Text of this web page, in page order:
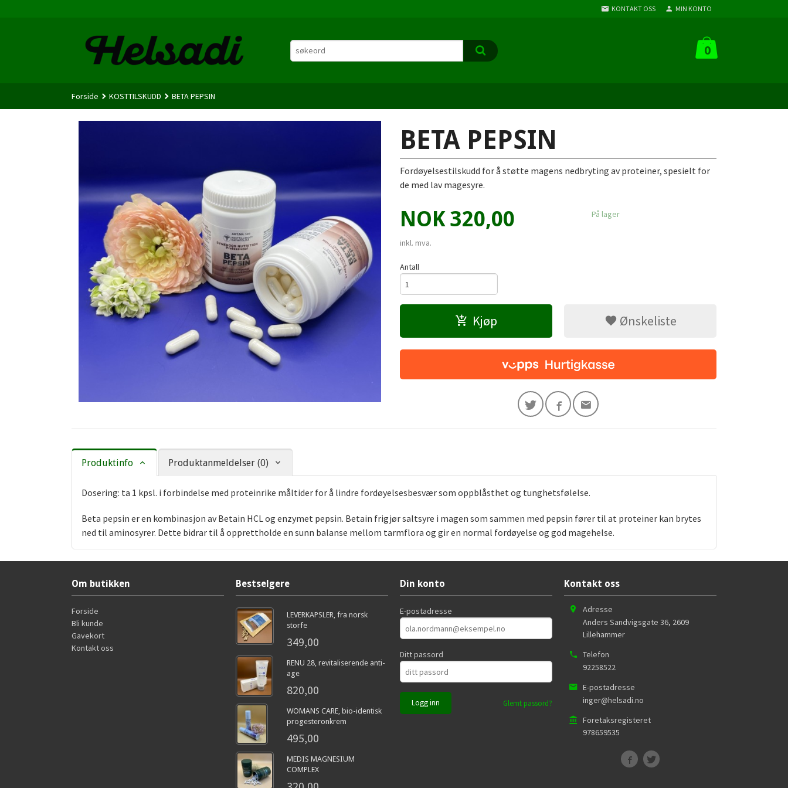
KONTAKT OSS MIN KONTO
0
Forside KOSTTILSKUDD BETA PEPSIN
BETA PEPSIN
Fordøyelsestilskudd for å støtte magens nedbryting av proteiner, spesielt for
de med lav magesyre.
Pris
NOK320,00
inkl. mva.
På lager
Antall
Kjøp Ønskeliste
Produktinfo Produktanmeldelser (0)
Dosering: ta 1 kpsl. i forbindelse med proteinrike måltider for å lindre fordøyelsesbesvær som oppblåsthet og tunghetsfølelse.
Beta pepsin er en kombinasjon av Betain HCL og enzymet pepsin. Betain frigjør saltsyre i magen som sammen med pepsin fører til at proteiner kan brytes
ned til aminosyrer. Dette bidrar til å opprettholde en sunn balanse mellom tarmflora og gir en normal fordøyelse og god magehelse.
Om butikken
Forside
Bli kunde
Gavekort
Kontakt oss
Bestselgere
LEVERKAPSLER, fra norsk
storfe
349,00
RENU 28, revitaliserende anti-
age
820,00
WOMANS CARE, bio-identisk
progesteronkrem
495,00
MEDIS MAGNESIUM
COMPLEX
Din konto
E-postadresse
Ditt passord
Glemt passord?
Kontakt oss
Adresse
Anders Sandvigsgate 36, 2609
Lillehammer
Telefon
92258522
E-postadresse
inger@helsadi.no
Foretaksregisteret
978659535